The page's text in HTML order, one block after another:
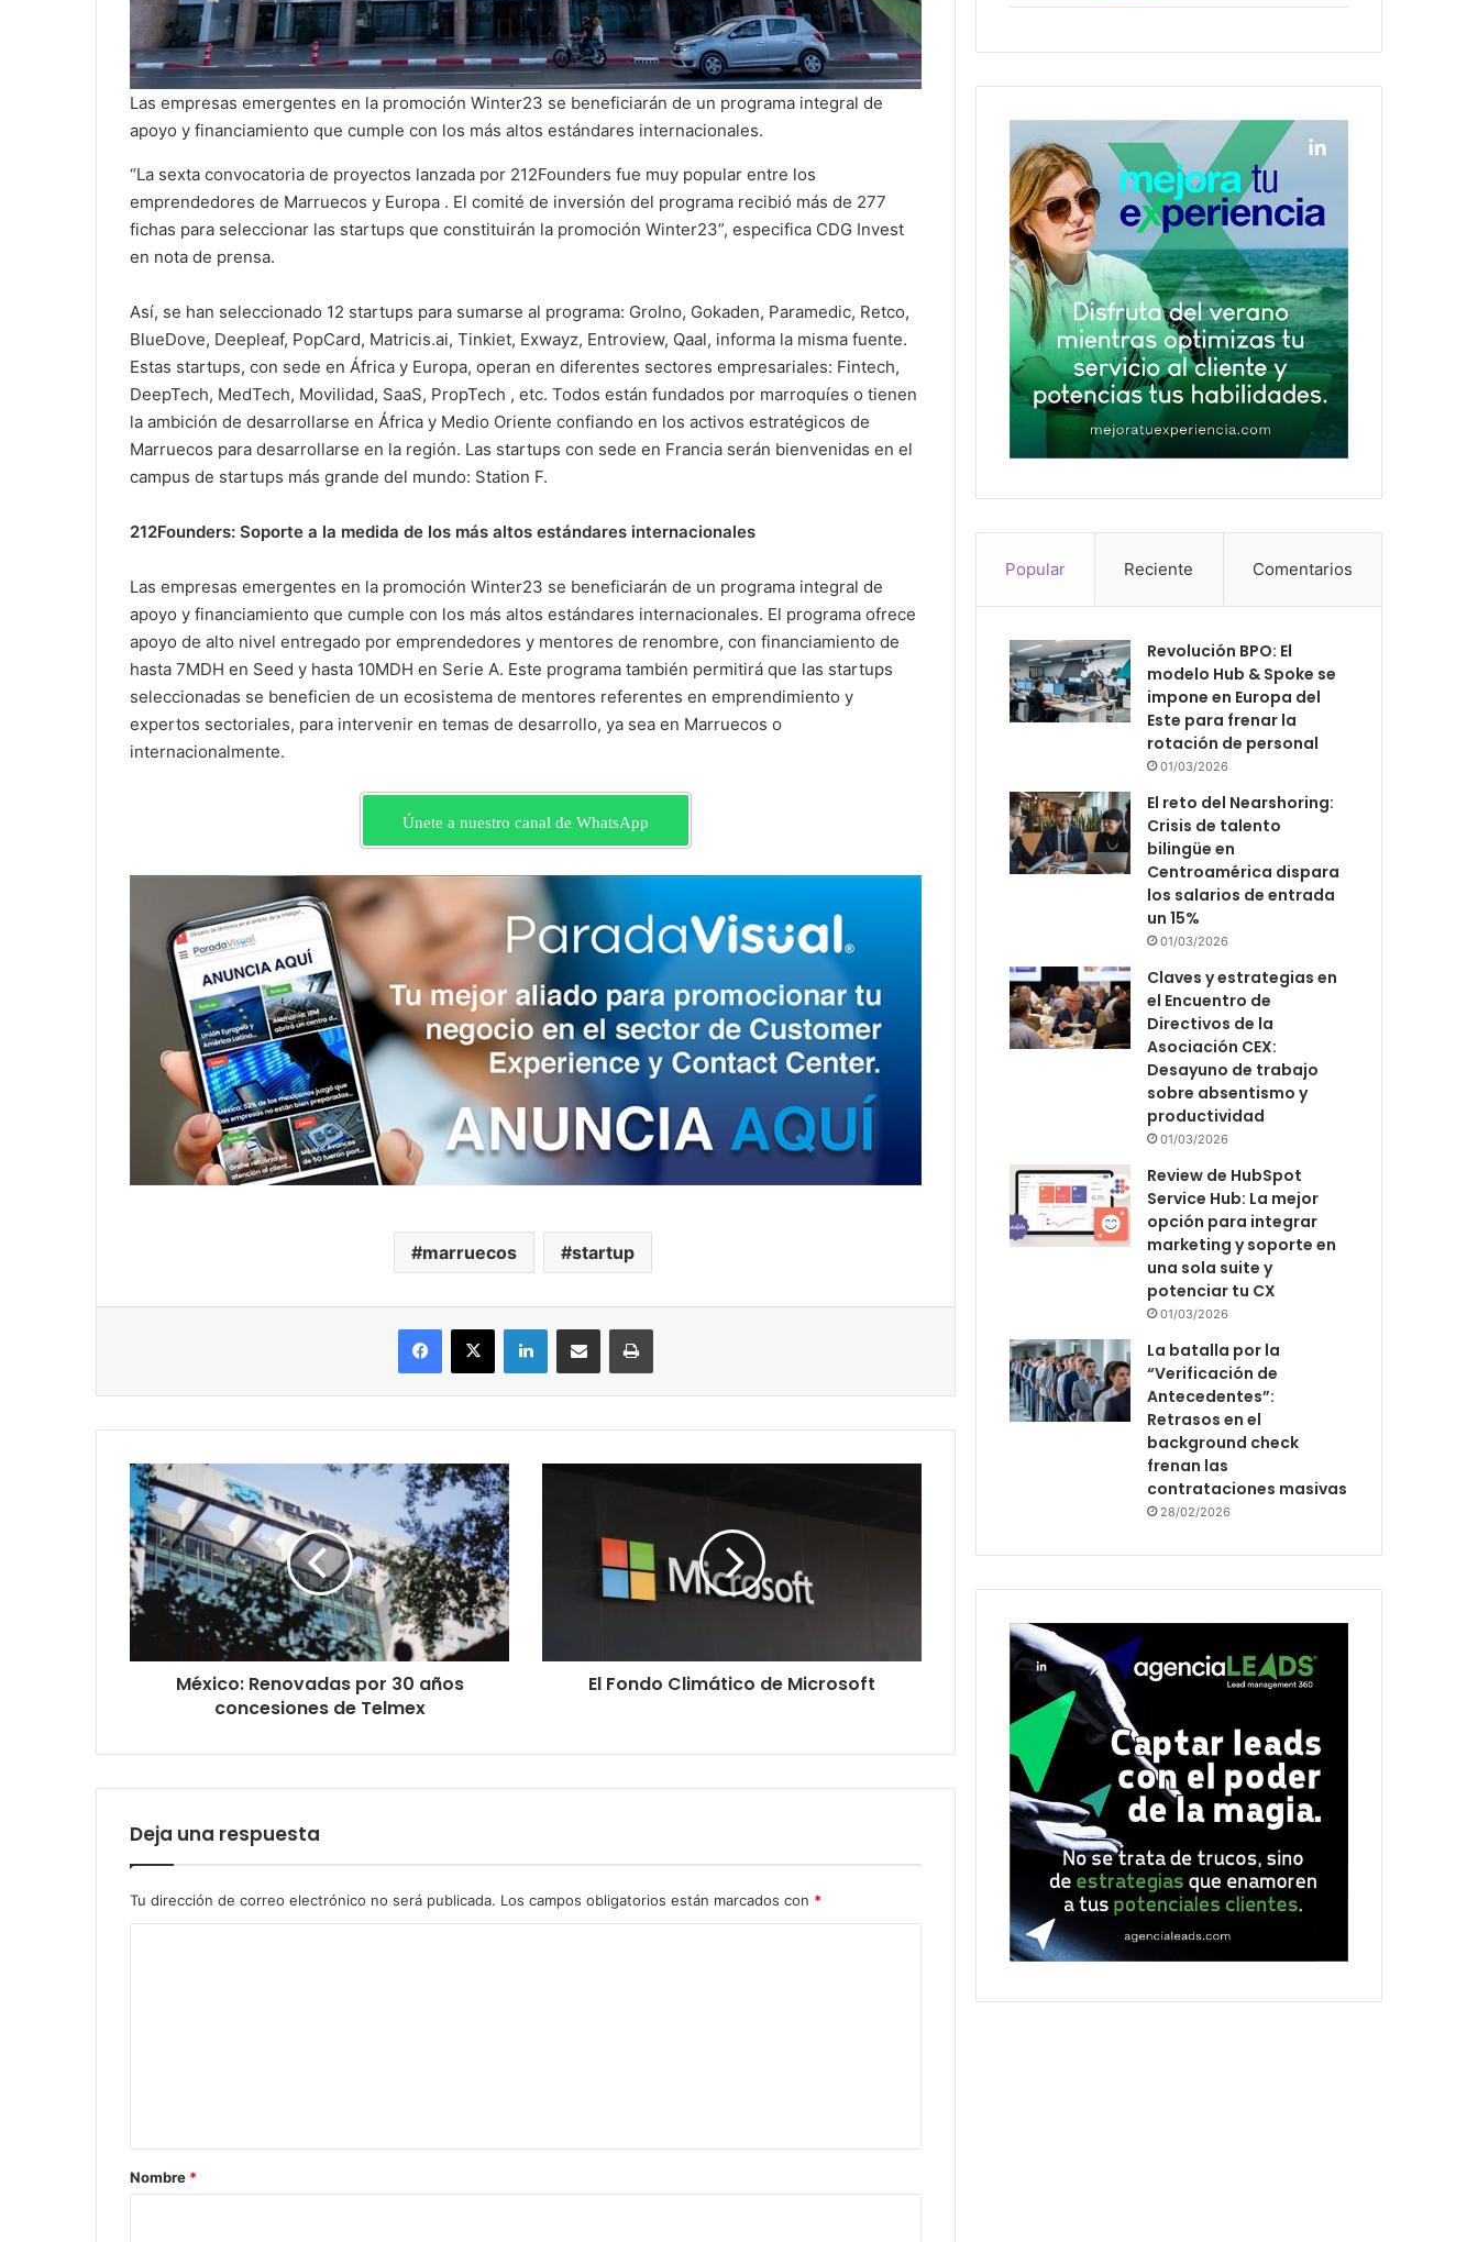
Las empresas emergentes en la promoción Winter23 se beneficiarán de un programa integral de
apoyo y financiamiento que cumple con los más altos estándares internacionales.
“La sexta convocatoria de proyectos lanzada por 212Founders fue muy popular entre los
emprendedores de Marruecos y Europa . El comité de inversión del programa recibió más de 277
fichas para seleccionar las startups que constituirán la promoción Winter23”, especifica CDG Invest
en nota de prensa.
Así, se han seleccionado 12 startups para sumarse al programa: GroIno, Gokaden, Paramedic, Retco,
BlueDove, Deepleaf, PopCard, Matricis.ai, Tinkiet, Exwayz, Entroview, Qaal, informa la misma fuente.
Estas startups, con sede en África y Europa, operan en diferentes sectores empresariales: Fintech,
DeepTech, MedTech, Movilidad, SaaS, PropTech , etc. Todos están fundados por marroquíes o tienen
la ambición de desarrollarse en África y Medio Oriente confiando en los activos estratégicos de
Marruecos para desarrollarse en la región. Las startups con sede en Francia serán bienvenidas en el
campus de startups más grande del mundo: Station F.
212Founders: Soporte a la medida de los más altos estándares internacionales
Las empresas emergentes en la promoción Winter23 se beneficiarán de un programa integral de
apoyo y financiamiento que cumple con los más altos estándares internacionales. El programa ofrece
apoyo de alto nivel entregado por emprendedores y mentores de renombre, con financiamiento de
hasta 7MDH en Seed y hasta 10MDH en Serie A. Este programa también permitirá que las startups
seleccionadas se beneficien de un ecosistema de mentores referentes en emprendimiento y
expertos sectoriales, para intervenir en temas de desarrollo, ya sea en Marruecos o
internacionalmente.
Únete a nuestro canal de WhatsApp
marruecos startup
Facebook
X LinkedInCompartir por correo electrónicoImprimir
México:
Renovadas
por
30
años
concesiones
de
México: Renovadas por 30 años
concesiones de Telmex
Microsoft
El Fondo Climático de Microsoft
Deja una respuesta
Tu dirección de correo electrónico no será publicada. Los campos obligatorios están marcados con *
rNombre *
Popular Reciente Comentarios
Revolución BPO: El
modelo Hub & Spoke se
impone en Europa del
Este para frenar la
rotación de personal
01/03/2026
El reto del Nearshoring:
Crisis de talento
bilingüe en
Centroamérica dispara
los salarios de entrada
un 15%
01/03/2026
Claves y estrategias en
el Encuentro de
Directivos de la
Asociación CEX:
Desayuno de trabajo
sobre absentismo y
productividad
01/03/2026
Review de HubSpot
Service Hub: La mejor
opción para integrar
marketing y soporte en
una sola suite y
potenciar tu CX
01/03/2026
La batalla por la
“Verificación de
Antecedentes”:
Retrasos en el
background check
frenan las
contrataciones masivas
28/02/2026